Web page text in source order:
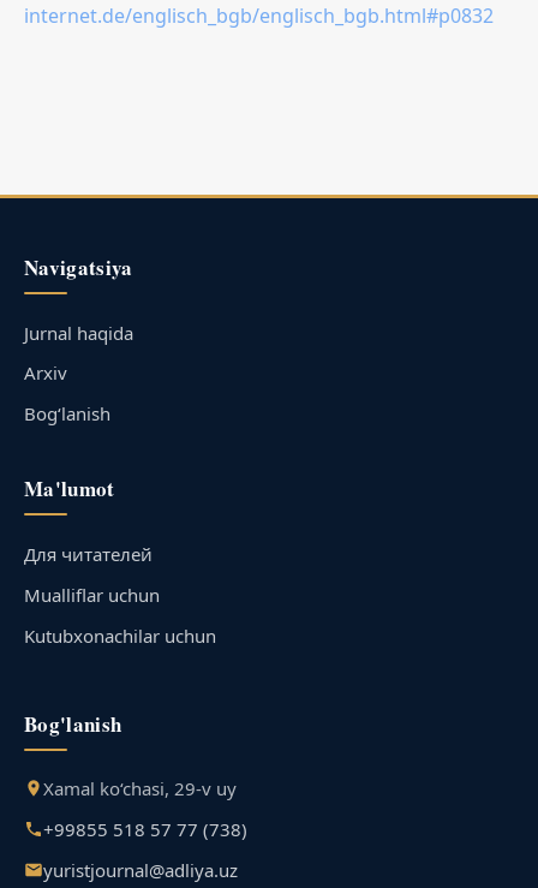
internet.de/englisch_bgb/englisch_bgb.html#p0832
Navigatsiya
Jurnal haqida
Arxiv
Bog‘lanish
Ma'lumot
Для читателей
Mualliflar uchun
Kutubxonachilar uchun
Bog'lanish
Xamal ko‘chasi, 29-v uy
+99855 518 57 77 (738)
yuristjournal@adliya.uz